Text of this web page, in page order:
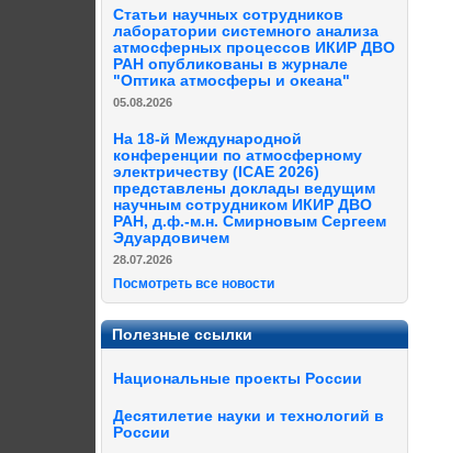
Статьи научных сотрудников
лаборатории системного анализа
атмосферных процессов ИКИР ДВО
РАН опубликованы в журнале
"Оптика атмосферы и океана"
05.08.2026
На 18-й Международной
конференции по атмосферному
электричеству (ICAE 2026)
представлены доклады ведущим
научным сотрудником ИКИР ДВО
РАН, д.ф.-м.н. Смирновым Сергеем
Эдуардовичем
28.07.2026
Посмотреть все новости
Полезные ссылки
Национальные проекты России
Десятилетие науки и технологий в
России